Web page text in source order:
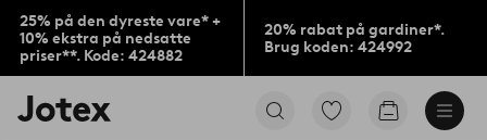
25% på den dyreste vare* +
10% ekstra på nedsatte
priser**. Kode: 424882
20% rabat på gardiner*.
Brug koden: 424992
Jotex
logo
Gå
Gå